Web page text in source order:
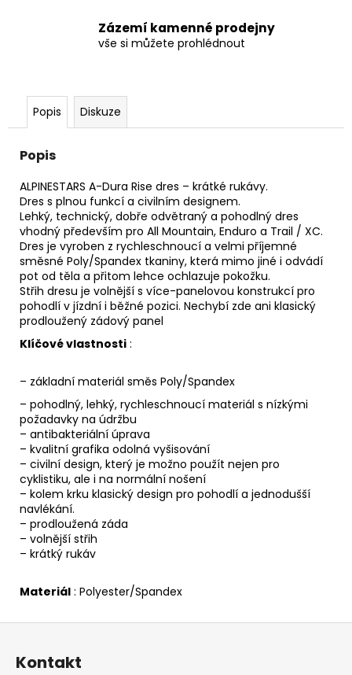
Zázemí kamenné prodejny
vše si můžete prohlédnout
Popis Diskuze
Popis
ALPINESTARS A-Dura Rise dres – krátké rukávy.
Dres s plnou funkcí a civilním designem.
Lehký, technický, dobře odvětraný a pohodlný dres
vhodný především pro All Mountain, Enduro a Trail / XC.
Dres je vyroben z rychleschnoucí a velmi příjemné
směsné Poly/Spandex tkaniny, která mimo jiné i odvádí
pot od těla a přitom lehce ochlazuje pokožku.
Střih dresu je volnější s více-panelovou konstrukcí pro
pohodlí v jízdní i běžné pozici. Nechybí zde ani klasický
prodloužený zádový panel
Klíčové vlastnosti :
– základní materiál směs Poly/Spandex
– pohodlný, lehký, rychleschnoucí materiál s nízkými
požadavky na údržbu
– antibakteriální úprava
– kvalitní grafika odolná vyšisování
– civilní design, který je možno použít nejen pro
cyklistiku, ale i na normální nošení
– kolem krku klasický design pro pohodlí a jednodušší
navlékání.
– prodloužená záda
– volnější střih
– krátký rukáv
Materiál : Polyester/Spandex
Kontakt